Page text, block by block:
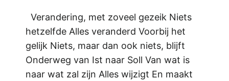
Verandering, met zoveel gezeik Niets
hetzelfde Alles veranderd Voorbij het
gelijk Niets, maar dan ook niets, blijft
Onderweg van Ist naar Soll Van wat is
naar wat zal zijn Alles wijzigt En maakt